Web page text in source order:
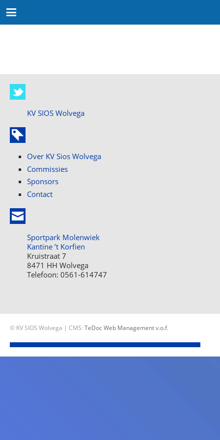
KV SIOS Wolvega
Over KV Sios Wolvega
Commissies
Sponsors
Contact
Sportpark Molenwiek
Kantine ’t Korfien
Kruistraat 7
8471 HH Wolvega
Telefoon: 0561-614747
© KV SIOS Wolvega | CMS: TeDoc Web Management v.o.f.